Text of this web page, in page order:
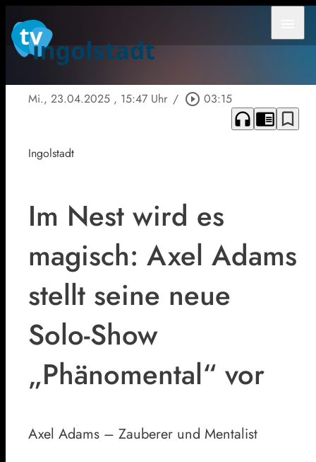
Mi., 23.04.2025 , 15:47 Uhr / play_circle_outline 03:15
headphones chrome_reader_mode bookmark_border
Ingolstadt
Im Nest wird es
magisch: Axel Adams
stellt seine neue
Solo-Show
„Phänomental“ vor
Axel Adams – Zauberer und Mentalist